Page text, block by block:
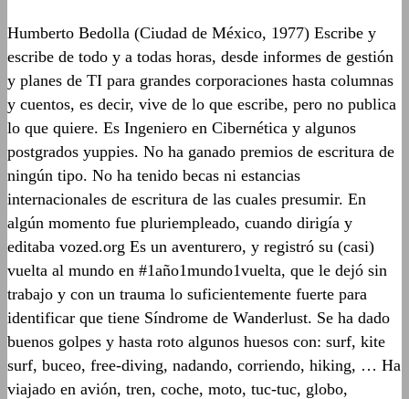
Humberto Bedolla (Ciudad de México, 1977) Escribe y
escribe de todo y a todas horas, desde informes de gestión
y planes de TI para grandes corporaciones hasta columnas
y cuentos, es decir, vive de lo que escribe, pero no publica
lo que quiere. Es Ingeniero en Cibernética y algunos
postgrados yuppies. No ha ganado premios de escritura de
ningún tipo. No ha tenido becas ni estancias
internacionales de escritura de las cuales presumir. En
algún momento fue pluriempleado, cuando dirigía y
editaba vozed.org Es un aventurero, y registró su (casi)
vuelta al mundo en #1año1mundo1vuelta, que le dejó sin
trabajo y con un trauma lo suficientemente fuerte para
identificar que tiene Síndrome de Wanderlust. Se ha dado
buenos golpes y hasta roto algunos huesos con: surf, kite
surf, buceo, free-diving, nadando, corriendo, hiking, … Ha
viajado en avión, tren, coche, moto, tuc-tuc, globo,